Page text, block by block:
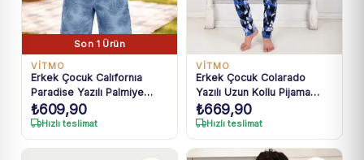
Son 1 Ürün
VİTMO
Erkek Çocuk Calıfornıa
Paradise Yazılı Palmiye
Baskılı Kısa Kollukaprili
Pijama Takımı
₺609,90
Hızlı teslimat
VİTMO
Erkek Çocuk Colarado
Yazılı Uzun Kollu Pijama
takımı
₺669,90
Hızlı teslimat